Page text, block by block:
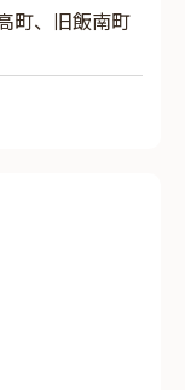
町、旧飯南町